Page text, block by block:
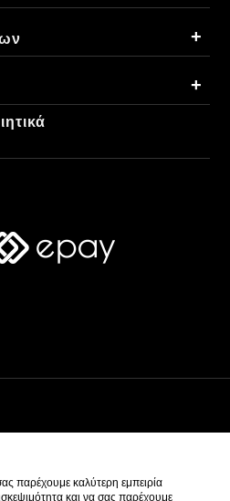
+
+
παρέχουμε καλύτερη εμπειρία
και να σας παρέχουμε